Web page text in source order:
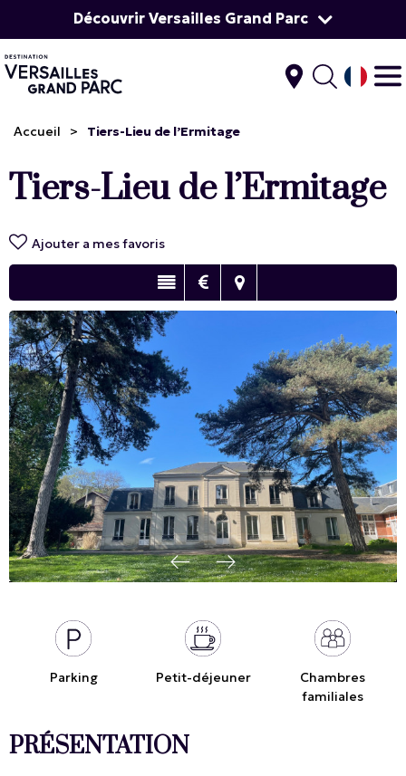
Découvrir Versailles Grand Parc
Accueil > Tiers-Lieu de l’Ermitage
Tiers-Lieu de l’Ermitage
Ajouter a mes favoris
Parking Petit-déjeuner
Chambres
familiales
PRÉSENTATION